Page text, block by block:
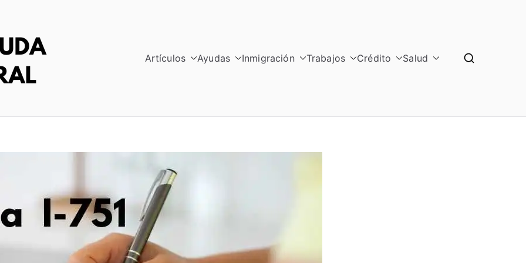
RED AYUDA INTEGRAL
Artículos Ayudas Inmigración Trabajos Crédito Salud